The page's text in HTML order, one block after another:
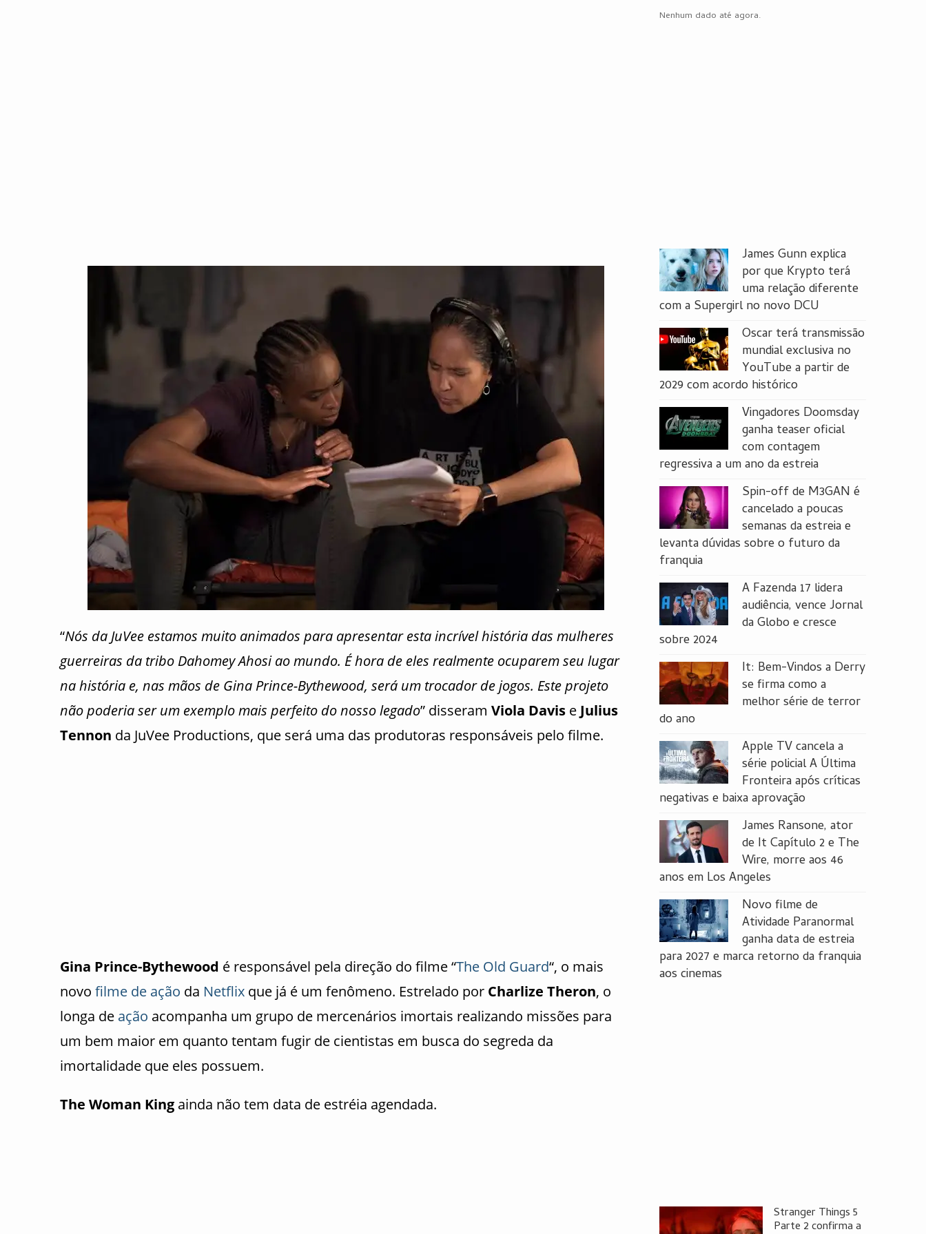
“Nós da JuVee estamos muito animados para apresentar esta incrível história das mulheres
guerreiras da tribo Dahomey Ahosi ao mundo. É hora de eles realmente ocuparem seu lugar
na história e, nas mãos de Gina Prince-Bythewood, será um trocador de jogos. Este projeto
não poderia ser um exemplo mais perfeito do nosso legado” disseram Viola Davis e Julius
Tennon da JuVee Productions, que será uma das produtoras responsáveis pelo filme.
Gina Prince-Bythewood é responsável pela direção do filme “The Old Guard“, o mais
novo filme de ação da Netflix que já é um fenômeno. Estrelado por Charlize Theron, o
longa de ação acompanha um grupo de mercenários imortais realizando missões para
um bem maior em quanto tentam fugir de cientistas em busca do segreda da
imortalidade que eles possuem.
The Woman King ainda não tem data de estréia agendada.
Nenhum dado até agora.
James Gunn explica
por que Krypto terá
uma relação diferente
com a Supergirl no novo DCU
Oscar terá transmissão
mundial exclusiva no
YouTube a partir de
2029 com acordo histórico
Vingadores Doomsday
ganha teaser oficial
com contagem
regressiva a um ano da estreia
Spin-off de M3GAN é
cancelado a poucas
semanas da estreia e
levanta dúvidas sobre o futuro da
franquia
A Fazenda 17 lidera
audiência, vence Jornal
da Globo e cresce
sobre 2024
It: Bem-Vindos a Derry
se firma como a
melhor série de terror
do ano
Apple TV cancela a
série policial A Última
Fronteira após críticas
negativas e baixa aprovação
James Ransone, ator
de It Capítulo 2 e The
Wire, morre aos 46
anos em Los Angeles
Novo filme de
Atividade Paranormal
ganha data de estreia
para 2027 e marca retorno da franquia
aos cinemas
Stranger Things 5
Parte 2 confirma a